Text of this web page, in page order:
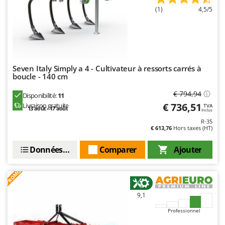
Stiga
Stocker
Sunseeker
T
Tecla
TecnoGen
Tellarini Pompe
Telwin
Titania
Trotec
(1) 4,5/5
Seven Italy Simply a 4 - Cultivateur à ressorts carrés à
boucle - 140 cm
Disponibilité:11
Livraison gratuite
13 août - 17 août
€ 794,94
€ 736,51 TVA
Inclus
R-35
€ 613,76 Hors taxes (HT)
Ajouter
Comparer
Données techniques
PROMO
9,1
Professionnel